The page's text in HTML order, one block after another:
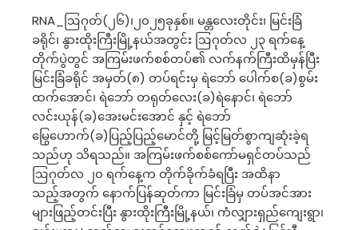
RNA_ဩဂုတ်(၂၆)၊၂၀၂၅ခုနှစ်။ မန္တလေးတိုင်း၊ မြင်းခြံ
ခရိုင်၊ နွားထိုးကြီးမြို့နယ်အတွင်း ဩဂုတ်လ ၂၃ ရက်နေ့
တိုက်ပွဲတွင် အကြမ်းဖက်စစ်တပ်၏ လက်နက်ကြီးထိမှန်ပြီး
မြင်းခြံခရိုင် အမှတ်(၈) တပ်ရင်းမှ ရဲဘော် ပေါက်စ(ခ)စွမ်း
ထက်အောင်၊ ရဲဘော် တရုတ်လေး(ခ)ရဲနောင်၊ ရဲဘော်
လင်းယုန်(ခ)အေးမင်းအောင် နှင့် ရဲဘော်
မြွေဟောက်(ခ)ပြည့်ပြည့်မောင်တို့ မြင့်မြတ်စွာကျဆုံးခဲ့ရ
သည်ဟု သိရသည်။ အကြမ်းဖက်စစ်ကော်မရှင်တပ်သည်
ဩဂုတ်လ ၂၀ ရက်နေ့က တိုက်ခိုက်ခံရပြီး အထိနာ
သည့်အတွက် နောက်ပြန်ဆုတ်ကာ မြင်းခြံမှ တပ်အင်အား
များဖြည့်တင်းပြီး နွားထိုးကြီးမြို့နယ်၊ ကံလျှားရှည်ကျေးရွာ၊